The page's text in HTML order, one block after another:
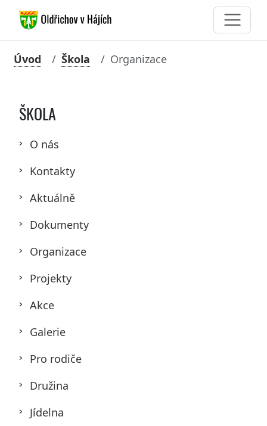
Úvod Škola Organizace
ŠKOLA
O nás
Kontakty
Aktuálně
Dokumenty
Organizace
Projekty
Akce
Galerie
Pro rodiče
Družina
Jídelna